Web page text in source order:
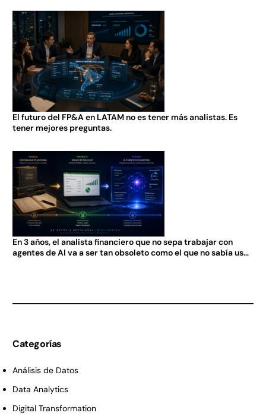
El futuro del FP&A en LATAM no es tener más analistas. Es
tener mejores preguntas.
En 3 años, el analista financiero que no sepa trabajar con
agentes de AI va a ser tan obsoleto como el que no sabía usar
Categorías
Análisis de Datos
Data Analytics
Digital Transformation